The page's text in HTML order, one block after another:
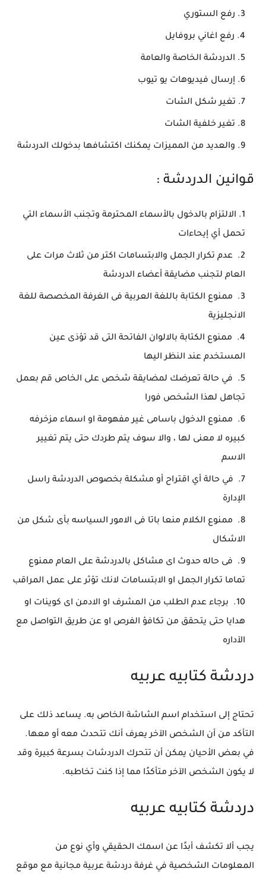
رفع الستوري
رفع اغاني بروفايل
الدردشة الخاصة والعامة
إرسال فيديوهات يو تيوب
تغير شكل الشات
تغير خلفية الشات
والعديد من المميزات يمكنك اكتشافها بدخولك الدردشة
قوانين الدردشة :
الالتزام بالدخول بالأسماء المحترمة وتجنب الأسماء التي
تحمل أي إيحاءات
عدم تكرار الجمل والابتسامات اكتر من ثلاث مرات على
العام لتجنب مضايقة أعضاء الدردشة
ممنوع الكتابة باللغة العربية فى الغرفة المخصصة للغة
الانجليزية
ممنوع الكتابة بالالوان الفاتحة التى قد تؤذى عين
المستخدم عند النظر اليها
في حالة تعرضك لمضايقة شخص على الخاص قم بعمل
تجاهل لهذا الشخص فورا
ممنوع الدخول باسامى غير مفهومة او اسماء مزخرفه
كبيره لا معنى لها ، والا سوف يتم طردك حتى يتم تغيير
الاسم
في حالة أي اقتراح أو مشكلة بخصوص الدردشة راسل
الإدارة
ممنوع الكلام منعا باتا فى الامور السياسه بأى شكل من
الاشكال
فى حاله حدوث اى مشاكل بالدردشة على العام ممنوع
تماما تكرار الجمل او الابتسامات لانك تؤثر على عمل المراقب
برجاء عدم الطلب من المشرف او الادمن اى كوينات او
هدايا حتى يتحقق من تكافؤ الفرص او عن طريق التواصل مع
الآداره
دردشة كتابيه عربيه
تحتاج إلى استخدام اسم الشاشة الخاص به. يساعد ذلك على
التأكد من أن الشخص الآخر يعرف أنك تتحدث معه أو معها.
في بعض الأحيان يمكن أن تتحرك الدردشات بسرعة كبيرة وقد
لا يكون الشخص الآخر متأكدًا مما إذا كنت تخاطبه.
دردشة كتابيه عربيه
يجب ألا تكشف أبدًا عن اسمك الحقيقي وأي نوع من
المعلومات الشخصية في غرفة دردشة عربية مجانية مع موقع